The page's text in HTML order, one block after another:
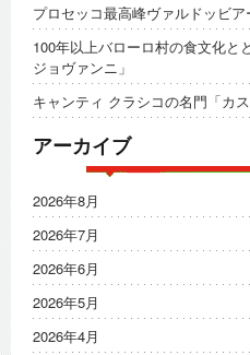
プロセッコ最高峰ヴァルドッビア
100年以上バローロ村の食文化と
ジョヴァンニ」
キャンティ クラシコの名門「カ
アーカイブ
2026年8月
2026年7月
2026年6月
2026年5月
2026年4月